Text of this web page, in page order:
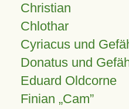
Christian
Chlothar
Cyriacus und
Donatus und
Eduard Oldcorne
Finian Cam